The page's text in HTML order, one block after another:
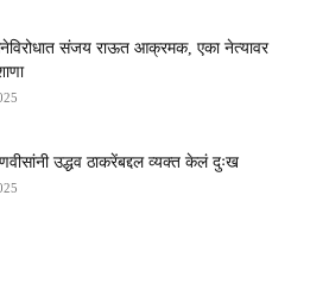
संजय राऊत आक्रमक, एका नेत्यावर
उद्धव ठाकरेंबद्दल व्यक्त केलं दुःख